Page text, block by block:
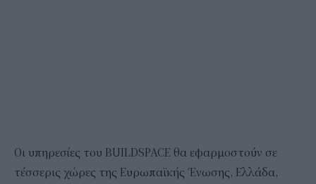
Οι υπηρεσίες του BUILDSPACE θα εφαρμοστούν σε
τέσσερις χώρες της Ευρωπαϊκής Ένωσης, Ελλάδα,